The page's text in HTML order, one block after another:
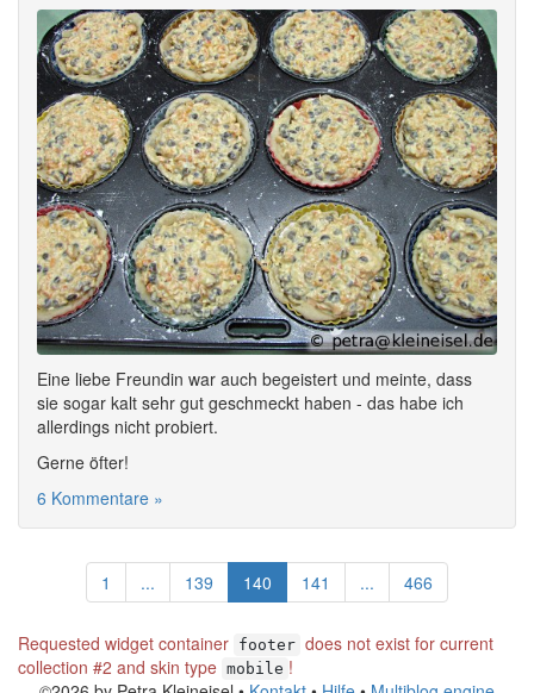
Eine liebe Freundin war auch begeistert und meinte, dass
sie sogar kalt sehr gut geschmeckt haben - das habe ich
allerdings nicht probiert.
Gerne öfter!
6 Kommentare »
1 ... 139 140 141 ... 466
Requested widget container footer does not exist for current
collection #2 and skin type mobile !